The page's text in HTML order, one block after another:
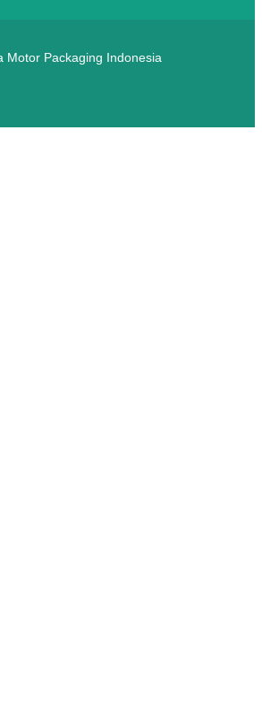
Motor Packaging Indonesia